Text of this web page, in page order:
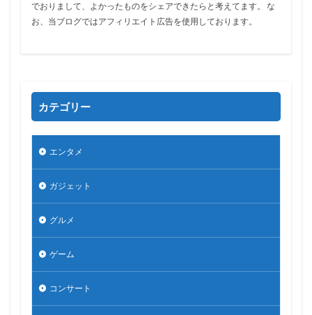
でおりまして、よかったものをシェアできたらと考えてます。 な
お、当ブログではアフィリエイト広告を使用しております。
カテゴリー
エンタメ
ガジェット
グルメ
ゲーム
コンサート